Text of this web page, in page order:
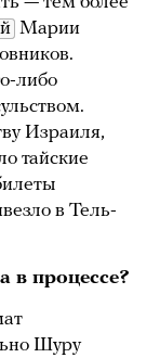
Марии
либо
Израиля,
тайские
в Тель-
в процессе?
Шуру